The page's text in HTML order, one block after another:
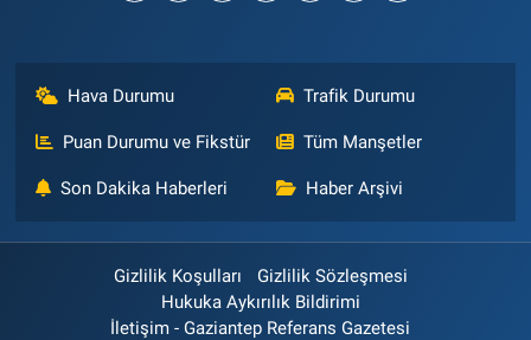
Hava Durumu Trafik Durumu
Puan Durumu ve Fikstür Tüm Manşetler
Son Dakika Haberleri Haber Arşivi
Gizlilik Koşulları
Gizlilik Sözleşmesi
Hukuka Aykırılık Bildirimi
İletişim - Gaziantep Referans Gazetesi